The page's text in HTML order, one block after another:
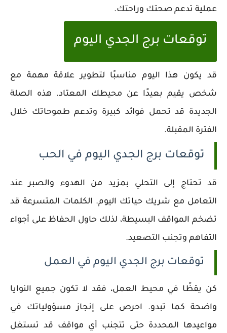
عملية تدعم صحتك وراحتك.
توقعات برج الجدي اليوم
قد يكون هذا اليوم مناسبًا لتطوير علاقة مهمة مع
شخص يقيم بعيدًا عن محيطك المعتاد. هذه الصلة
الجديدة قد تحمل فوائد كبيرة وتدعم طموحاتك خلال
الفترة المقبلة.
توقعات برج الجدي اليوم في الحب
قد تحتاج إلى التحلي بمزيد من الهدوء والصبر عند
التعامل مع شريك حياتك اليوم. الكلمات المتسرعة قد
تضخم المواقف البسيطة، لذلك حاول الحفاظ على أجواء
التفاهم وتجنب التصعيد.
توقعات برج الجدي اليوم في العمل
كن يقظًا في محيط العمل، فقد لا تكون جميع النوايا
واضحة كما تبدو. احرص على إنجاز مسؤولياتك في
مواعيدها المحددة حتى تتجنب أي مواقف قد تستغل